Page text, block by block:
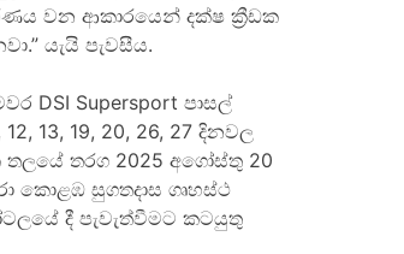
වන ආකාරයෙන් දක්ෂ ක්‍රීඩක
යැයි පැවසීය.
DSI Supersport පාසල්
13, 19, 20, 26, 27 දිනවල
තලයේ තරග 2025 අගෝස්තු 20
කොළඹ සුගතදාස ගෘහස්ථ
දී පැවැත්වීමට කටයුතු